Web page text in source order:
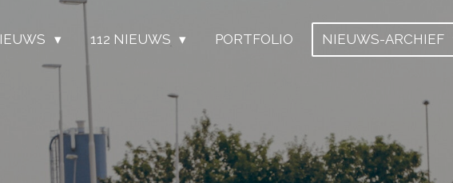
112 NIEUWS PORTFOLIO NIEUWS-ARCHIEF